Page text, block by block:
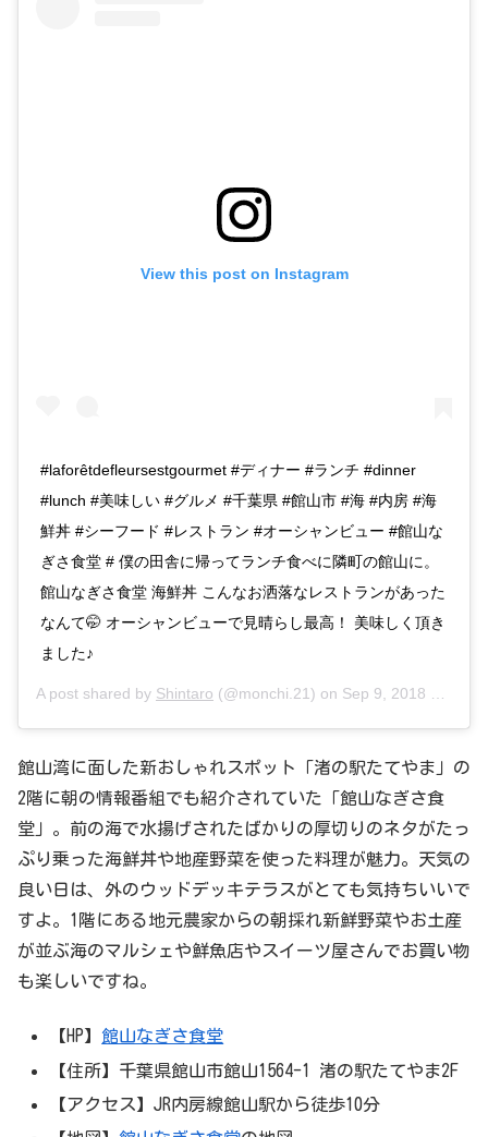
View this post on Instagram
#laforêtdefleursestgourmet #ディナー #ランチ #dinner
#lunch #美味しい #グルメ #千葉県 #館山市 #海 #内房 #海
鮮丼 #シーフード #レストラン #オーシャンビュー #館山な
ぎさ食堂 # 僕の田舎に帰ってランチ食べに隣町の館山に。
館山なぎさ食堂 海鮮丼 こんなお洒落なレストランがあった
なんて🤭 オーシャンビューで見晴らし最高！ 美味しく頂き
ました♪
A post shared by Shintaro (@monchi.21) on Sep 9, 2018 at 5:39pm PDT
館山湾に面した新おしゃれスポット「渚の駅たてやま」の
2階に朝の情報番組でも紹介されていた「館山なぎさ食
堂」。前の海で水揚げされたばかりの厚切りのネタがたっ
ぷり乗った海鮮丼や地産野菜を使った料理が魅力。天気の
良い日は、外のウッドデッキテラスがとても気持ちいいで
すよ。1階にある地元農家からの朝採れ新鮮野菜やお土産
が並ぶ海のマルシェや鮮魚店やスイーツ屋さんでお買い物
も楽しいですね。
【HP】館山なぎさ食堂
【住所】千葉県館山市館山1564-1 渚の駅たてやま2F
【アクセス】JR内房線館山駅から徒歩10分